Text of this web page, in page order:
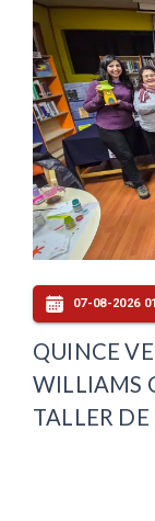
07-08-2026
QUINCE
WILLIAMS
TALLER